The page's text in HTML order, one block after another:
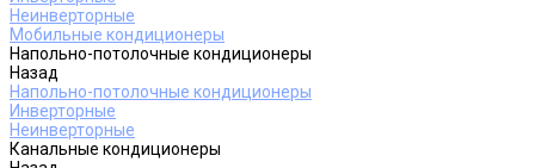
Неинверторные
Мобильные кондиционеры
Напольно-потолочные кондиционеры
Назад
Напольно-потолочные кондиционеры
Инверторные
Неинверторные
Канальные кондиционеры